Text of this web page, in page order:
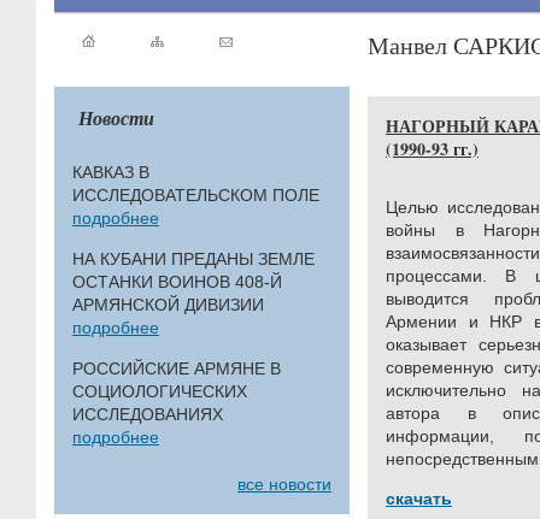
Новости
КАВКАЗ В
ИССЛЕДОВАТЕЛЬСКОМ ПОЛЕ
подробнее
НА КУБАНИ ПРЕДАНЫ ЗЕМЛЕ
ОСТАНКИ ВОИНОВ 408-Й
АРМЯНСКОЙ ДИВИЗИИ
подробнее
РОССИЙСКИЕ АРМЯНЕ В
СОЦИОЛОГИЧЕСКИХ
ИССЛЕДОВАНИЯХ
подробнее
все новости
Манвел
НАГОРНЫЙ
(1990-93 гг.)
Целью
войны в
процессами. В
выводится
Армении и НКР в
оказывает
современную
исключительно
автора в
информации,
скачать